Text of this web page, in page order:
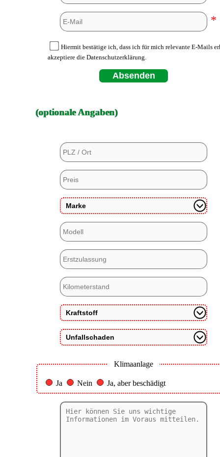
*
Hiermit bestätige ich, dass ich für mich relevante E-Mails
akzeptiere die Datenschutzerklärung.
Absenden
(optionale Angaben)
Klimaanlage
Ja Nein Ja, aber beschädigt